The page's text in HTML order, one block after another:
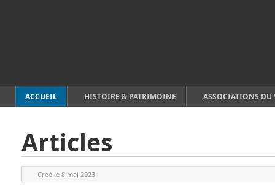
ACCUEIL HISTOIRE & PATRIMOINE ASSOCIATIONS DU
Articles
Créé le 8 mai 2023